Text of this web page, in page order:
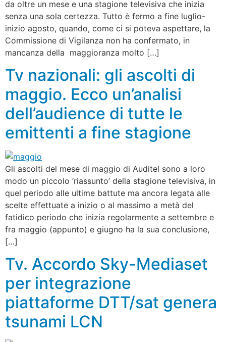
da oltre un mese e una stagione televisiva che inizia
senza una sola certezza. Tutto è fermo a fine luglio-
inizio agosto, quando, come ci si poteva aspettare, la
Commissione di Vigilanza non ha confermato, in
mancanza della maggioranza molto […]
Tv nazionali: gli ascolti di
maggio. Ecco un’analisi
dell’audience di tutte le
emittenti a fine stagione
Gli ascolti del mese di maggio di Auditel sono a loro
modo un piccolo ‘riassunto’ della stagione televisiva, in
quel periodo alle ultime battute ma ancora legata alle
scelte effettuate a inizio o al massimo a metà del
fatidico periodo che inizia regolarmente a settembre e
fra maggio (appunto) e giugno ha la sua conclusione,
[…]
Tv. Accordo Sky-Mediaset
per integrazione
piattaforme DTT/sat genera
tsunami LCN